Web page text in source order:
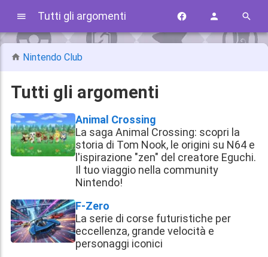
Tutti gli argomenti
Nintendo Club
Tutti gli argomenti
Animal Crossing
La saga Animal Crossing: scopri la
storia di Tom Nook, le origini su N64 e
l'ispirazione "zen" del creatore Eguchi.
Il tuo viaggio nella community
Nintendo!
F-Zero
La serie di corse futuristiche per
eccellenza, grande velocità e
personaggi iconici